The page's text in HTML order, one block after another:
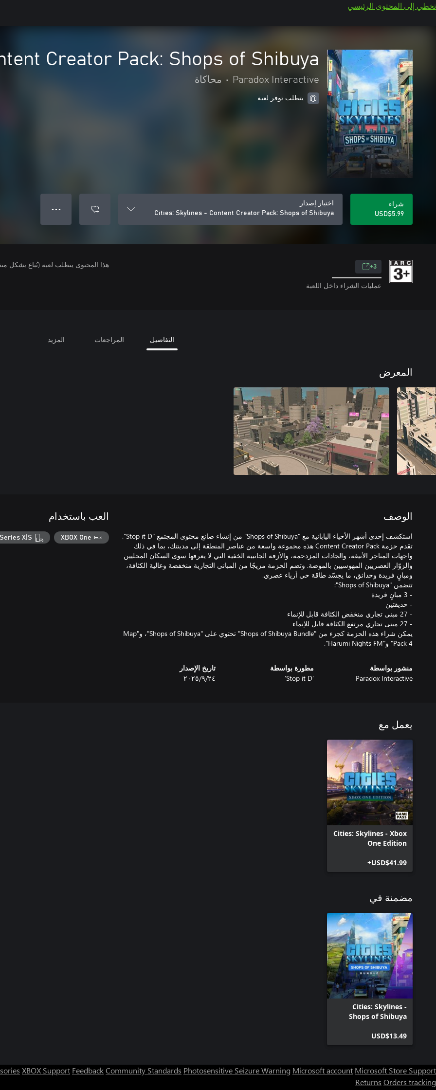
تخطي إلى المحتوى الرئيسي
Creator Pack: Shops of Shibuya
Paradox Interactive
• محاكاة
يتطلب توفر لعبة
شراء
USD$5.99
اختيار إصدار
Cities: Skylines - Content Creator Pack: Shops of Shibuya
● ● ●
3+
عمليات الشراء داخل اللعبة
هذا المحتوى يتطلب لعبة (تُباع بشكل
التفاصيل المراجعات المزيد
المعرض
الوصف
استكشف إحدى أشهر الأحياء اليابانية مع "Shops of Shibuya" من إنشاء صانع محتوى المجتمع "Stop it D".
تقدم حزمة Content Creator Pack هذه مجموعة واسعة من عناصر المنطقة إلى مدينتك، بما في ذلك
واجهات المتاجر الأنيقة، والجادات المزدحمة، والأزقة الجانبية الخفية التي لا يعرفها سوى السكان المحليين
والزوّار العصريين المهوسيين بالموضة. وتضم الحزمة مزيجًا من المباني التجارية منخفضة وعالية الكثافة،
يمكن شراء هذه الحزمة كجزء من "Shops of Shibuya Bundle" تحتوي على "Shops of Shibuya"،‏ و"Map
Pack 4" و"Harumi Nights FM".
منشور بواسطة
Paradox Interactive
مطورة بواسطة
‘Stop it D’
تاريخ الإصدار
٢٤‏/٩‏/٢٠٢٥
العب باستخدام
XBOX One
X|S
يعمل مع
Cities: Skylines - Xbox
One Edition
USD$41.99+
مضمنة في
Cities: Skylines -
Shops of Shibuya
USD$13.49
XBOX Support FeedbackCommunity Standards Photosensitive Seizure Warning Microsoft account Microsoft Store Support
Returns Orders tracking